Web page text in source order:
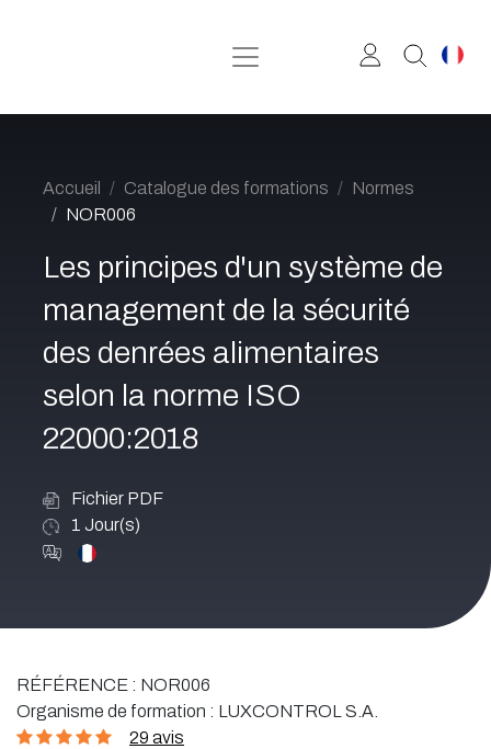
Accueil Catalogue des formations
Normes
NOR006
Les principes d'un système de
management de la sécurité
des denrées alimentaires
selon la norme ISO
22000:2018
Fichier PDF
1 Jour(s)
RÉFÉRENCE : NOR006
Organisme de formation : LUXCONTROL S.A.
29 avis